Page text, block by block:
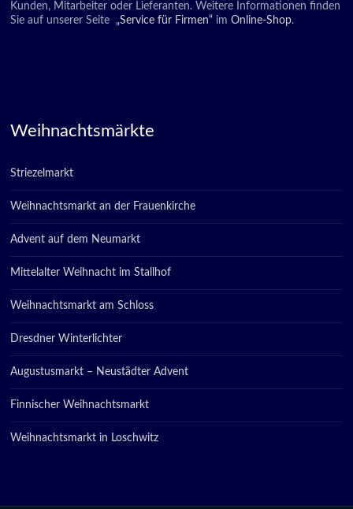
Kunden, Mitarbeiter oder Lieferanten. Weitere Informationen finden
Sie auf unserer Seite
„Service für Firmen“ im Online-Shop.
Weihnachtsmärkte
Striezelmarkt
Weihnachtsmarkt an der Frauenkirche
Advent auf dem Neumarkt
Mittelalter Weihnacht im Stallhof
Weihnachtsmarkt am Schloss
Dresdner Winterlichter
Augustusmarkt – Neustädter Advent
Finnischer Weihnachtsmarkt
Weihnachtsmarkt in Loschwitz